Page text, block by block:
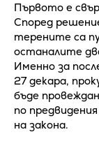
Първото е
Според
терените са
останалите
Именно за
27 декара,
бъде
по
на закона.